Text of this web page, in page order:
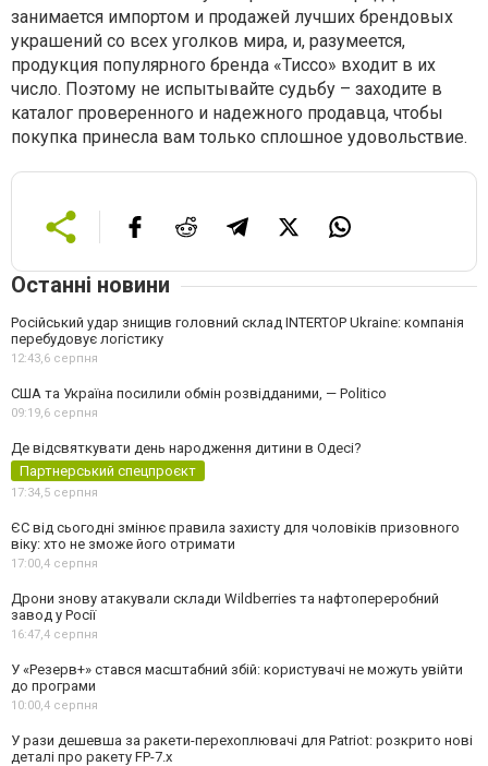
занимается импортом и продажей лучших брендовых
украшений со всех уголков мира, и, разумеется,
продукция популярного бренда «Тиссо» входит в их
число. Поэтому не испытывайте судьбу – заходите в
каталог проверенного и надежного продавца, чтобы
покупка принесла вам только сплошное удовольствие.
Останні новини
Російський удар знищив головний склад INTERTOP Ukraine: компанія
перебудовує логістику
12:43,6 серпня
США та Україна посилили обмін розвідданими, — Politico
09:19,6 серпня
Де відсвяткувати день народження дитини в Одесі?
Партнерський спецпроєкт
17:34,5 серпня
ЄС від сьогодні змінює правила захисту для чоловіків призовного
віку: хто не зможе його отримати
17:00,4 серпня
Дрони знову атакували склади Wildberries та нафтопереробний
завод у Росії
16:47,4 серпня
У «Резерв+» стався масштабний збій: користувачі не можуть увійти
до програми
10:00,4 серпня
У рази дешевша за ракети-перехоплювачі для Patriot: розкрито нові
деталі про ракету FP-7.x